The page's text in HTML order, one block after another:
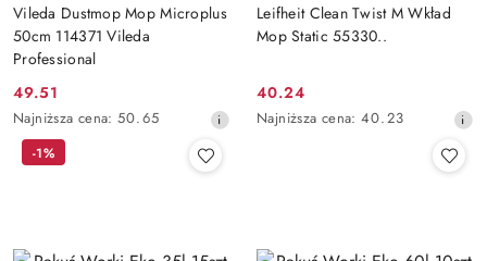
Vileda Dustmop Mop Microplus
50cm 114371 Vileda
Professional
Cena
promocyjna:
49.51
Najniższa
cena
Najniższa cena: 50.65
Leifheit Clean Twist M Wkład
Mop Static 55330..
Cena
promocyjna:
40.24
Najniższa
Najniższa cena: 40.23
-1%